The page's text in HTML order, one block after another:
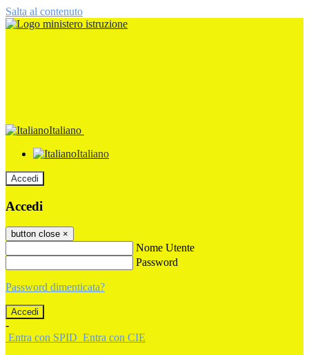
Salta al contenuto
Italiano
Italiano
Accedi
Accedi
button close ×
Nome Utente
Password
Password dimenticata?
-
Entra con SPID Entra con CIE